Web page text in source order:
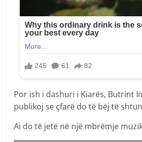
Por ish i dashuri i Kiarës, Butrint
publikoj se çfarë do të bëj të
Ai do të jetë në një mbrëmje